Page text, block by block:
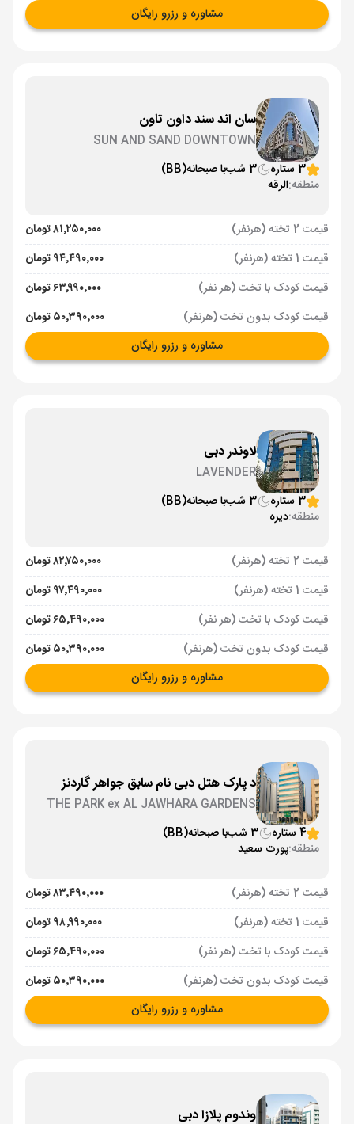
مشاوره و رزرو رایگان
سان اند سند داون تاون
SUN AND SAND DOWNTOWN
3 ستاره
3 شب با صبحانه(BB)
منطقه:الرقه
قیمت 2 تخته (هرنفر)
۸۱٬۲۵۰٬۰۰۰ تومان
قیمت 1 تخته (هرنفر)
۹۴٬۴۹۰٬۰۰۰ تومان
قیمت کودک با تخت (هر نفر)
۶۳٬۹۹۰٬۰۰۰ تومان
قیمت کودک بدون تخت (هرنفر)
۵۰٬۳۹۰٬۰۰۰ تومان
مشاوره و رزرو رایگان
لاوندر دبی
LAVENDER
3 ستاره
3 شب با صبحانه(BB)
منطقه:دیره
قیمت 2 تخته (هرنفر)
۸۲٬۷۵۰٬۰۰۰ تومان
قیمت 1 تخته (هرنفر)
۹۷٬۴۹۰٬۰۰۰ تومان
قیمت کودک با تخت (هر نفر)
۶۵٬۴۹۰٬۰۰۰ تومان
قیمت کودک بدون تخت (هرنفر)
۵۰٬۳۹۰٬۰۰۰ تومان
مشاوره و رزرو رایگان
د پارک هتل دبی نام سابق جواهر گاردنز
THE PARK ex AL JAWHARA GARDENS
4 ستاره
3 شب با صبحانه(BB)
منطقه:پورت سعید
قیمت 2 تخته (هرنفر)
۸۳٬۴۹۰٬۰۰۰ تومان
قیمت 1 تخته (هرنفر)
۹۸٬۹۹۰٬۰۰۰ تومان
قیمت کودک با تخت (هر نفر)
۶۵٬۴۹۰٬۰۰۰ تومان
قیمت کودک بدون تخت (هرنفر)
۵۰٬۳۹۰٬۰۰۰ تومان
مشاوره و رزرو رایگان
وندوم پلازا دبی